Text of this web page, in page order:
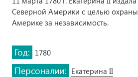
Северной Америки с целью
Америке за независимость.
Год: 1780
Персоналии: Екатерина II